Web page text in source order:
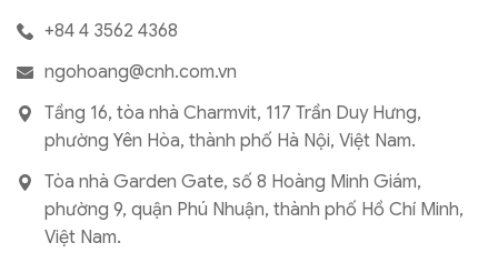
+84 4 3562 4368
ngohoang@cnh.com.vn
Tầng 16, tòa nhà Charmvit, 117 Trần Duy Hưng,
phường Yên Hòa, thành phố Hà Nội, Việt Nam.
Tòa nhà Garden Gate, số 8 Hoàng Minh Giám,
phường 9, quận Phú Nhuận, thành phố Hồ Chí Minh,
Việt Nam.